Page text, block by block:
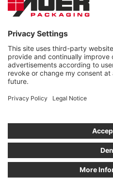
info@auer-
U koopt momenteel als zakelijke
privéklanten zijn alle prijzen incl.
BESTELLEN